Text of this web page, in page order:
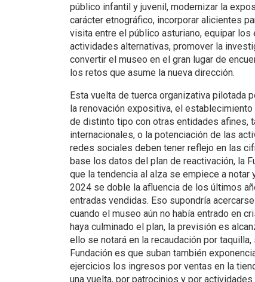
público infantil y juvenil, modernizar la
carácter etnográfico, incorporar alicientes
visita entre el público asturiano, equipar
actividades alternativas, promover la
convertir el museo en el gran lugar de
los retos que asume la nueva dirección.
Esta vuelta de tuerca organizativa pilotada
la renovación expositiva, el
de distinto tipo con otras entidades afines,
internacionales, o la potenciación de las
redes sociales deben tener reflejo en las
base los datos del plan de reactivación, la
que la tendencia al alza se empiece a notar
2024 se doble la afluencia de los últimos
entradas vendidas. Eso supondría
cuando el museo aún no había entrado en
haya culminado el plan, la previsión es
ello se notará en la recaudación por
Fundación es que suban también
ejercicios los ingresos por ventas en la
una vuelta, por patrocinios y por